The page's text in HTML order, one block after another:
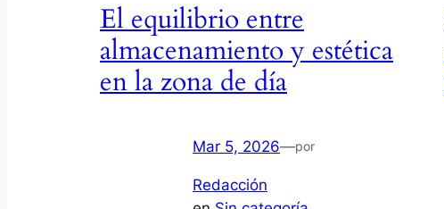
El equilibrio entre
almacenamiento y estética
en la zona de día
Mar 5, 2026—por
Redacción